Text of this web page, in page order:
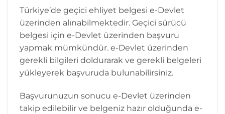
Türkiye’de geçici ehliyet belgesi e-Devlet
üzerinden alınabilmektedir. Geçici sürücü
belgesi için e-Devlet üzerinden başvuru
yapmak mümkündür. e-Devlet üzerinden
gerekli bilgileri doldurarak ve gerekli belgeleri
yükleyerek başvuruda bulunabilirsiniz.
Başvurunuzun sonucu e-Devlet üzerinden
takip edilebilir ve belgeniz hazır olduğunda e-